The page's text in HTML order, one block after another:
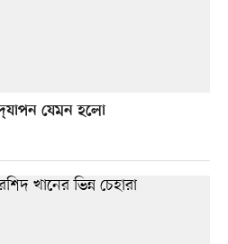
যেমন হলো